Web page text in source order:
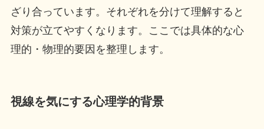
ざり合っています。それぞれを分けて理解すると
対策が立てやすくなります。ここでは具体的な心
理的・物理的要因を整理します。
視線を気にする心理学的背景